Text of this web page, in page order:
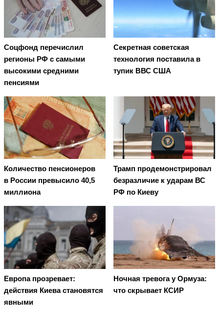
Соцфонд перечислил
регионы РФ с самыми
высокими средними
пенсиями
Секретная советская
технология поставила в
тупик ВВС США
Количество пенсионеров
в России превысило 40,5
миллиона
Трамп продемонстрировал
безразличие к ударам ВС
РФ по Киеву
Европа прозревает:
действия Киева становятся
явными
Ночная тревога у Ормуза:
что скрывает КСИР